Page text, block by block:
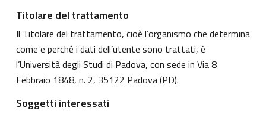
Titolare del trattamento
Il Titolare del trattamento, cioè l’organismo che determina
come e perché i dati dell’utente sono trattati, è
l’Università degli Studi di Padova, con sede in Via 8
Febbraio 1848, n. 2, 35122 Padova (PD).
Soggetti interessati